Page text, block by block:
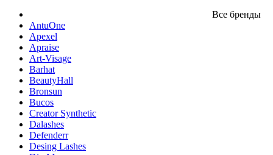
Все бренды
AntuOne
Apexel
Apraise
Art-Visage
Barhat
BeautyHall
Bronsun
Bucos
Creator Synthetic
Dalashes
Defenderr
Desing Lashes